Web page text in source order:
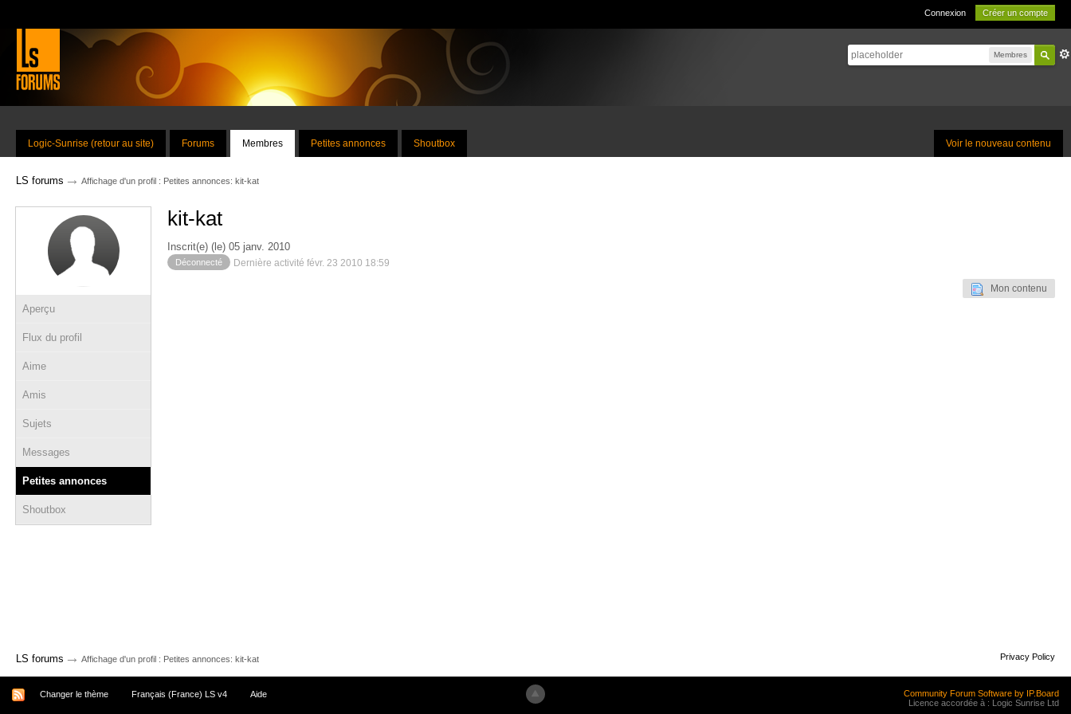
Connexion Créer un compte
Membres
Voir le nouveau contenu
Logic-Sunrise (retour au site) Forums Membres Petites annonces Shoutbox
LS forums → Affichage d'un profil : Petites annonces: kit-kat
Aperçu
Flux du profil
Aime
Amis
Sujets
Messages
Petites annonces
Shoutbox
kit-kat
Inscrit(e) (le) 05 janv. 2010
Déconnecté Dernière activité févr. 23 2010 18:59
Mon contenu
LS forums → Affichage d'un profil : Petites annonces: kit-kat Privacy Policy
Changer le thème Français (France) LS v4 Aide
Community Forum Software by IP.Board
Licence accordée à : Logic Sunrise Ltd